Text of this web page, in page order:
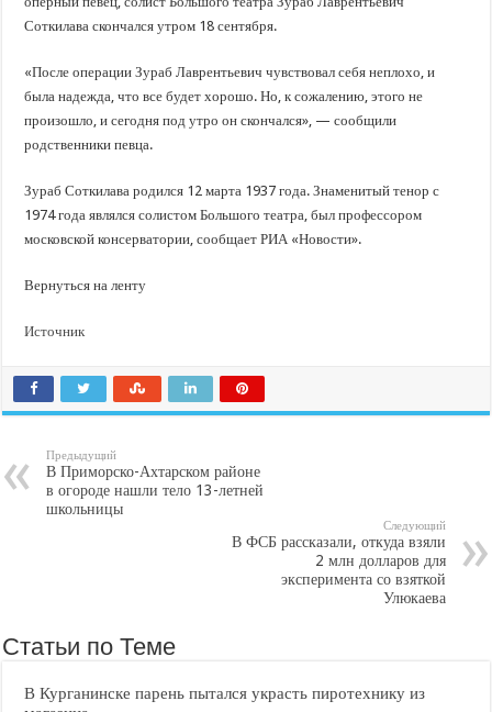
Важные правила обращения в вашу страховую компанию
В городах и районах Кубани отметили День России
Стартовал прием заявок на 20-й юбилейный молодежный форум «Регион 93»
Соткилава скончался утром 18 сентября.
«После операции Зураб Лаврентьевич чувствовал себя неплохо, и
была надежда, что все будет хорошо. Но, к сожалению, этого не
произошло, и сегодня под утро он скончался», — сообщили
родственники певца.
Зураб Соткилава родился 12 марта 1937 года. Знаменитый тенор с
1974 года являлся солистом Большого театра, был профессором
московской консерватории, сообщает РИА «Новости».
Вернуться на ленту
Источник
Предыдущий
В Приморско-Ахтарском районе
в огороде нашли тело 13-летней
школьницы
Следующий
В ФСБ рассказали, откуда взяли
2 млн долларов для
эксперимента со взяткой
Улюкаева
Статьи по Теме
В Курганинске парень пытался украсть пиротехнику из